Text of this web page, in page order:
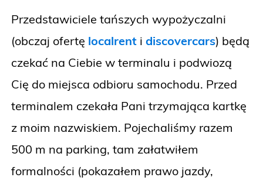
Przedstawiciele tańszych wypożyczalni
(obczaj ofertę localrent i discovercars) będą
czekać na Ciebie w terminalu i podwiozą
Cię do miejsca odbioru samochodu. Przed
terminalem czekała Pani trzymająca kartkę
z moim nazwiskiem. Pojechaliśmy razem
500 m na parking, tam załatwiłem
formalności (pokazałem prawo jazdy,